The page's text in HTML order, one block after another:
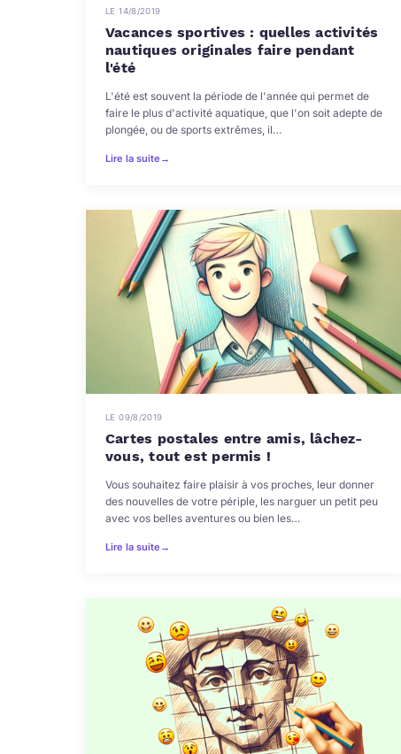
LE 14/8/2019
Vacances sportives : quelles activités
nautiques originales faire pendant
l'été
L'été est souvent la période de l'année qui permet de
faire le plus d'activité aquatique, que l'on soit adepte de
plongée, ou de sports extrêmes, il…
Lire la suite →
LE 09/8/2019
Cartes postales entre amis, lâchez-
vous, tout est permis !
Vous souhaitez faire plaisir à vos proches, leur donner
des nouvelles de votre périple, les narguer un petit peu
avec vos belles aventures ou bien les…
Lire la suite →